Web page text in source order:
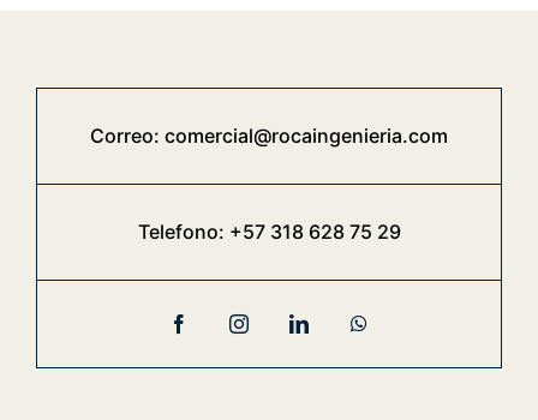
Correo: comercial@rocaingenieria.com
Telefono: +57 318 628 75 29